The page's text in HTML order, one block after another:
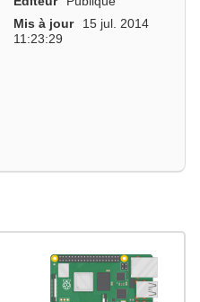
Mis à jour
15 jul. 2014
11:23:29